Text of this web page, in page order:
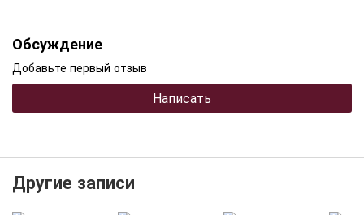
Обсуждение
Добавьте первый отзыв
Написать
Другие записи